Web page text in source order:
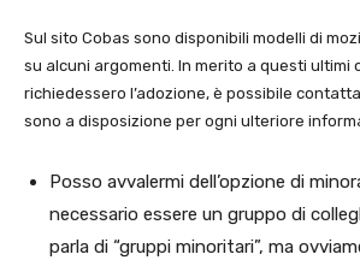
Sul sito Cobas sono disponibili modelli di
su alcuni argomenti. In merito a questi ultimi
richiedessero l’adozione, è possibile
sono a disposizione per ogni ulteriore
Posso avvalermi dell’opzione di
necessario essere un gruppo di
parla di “gruppi minoritari”, ma